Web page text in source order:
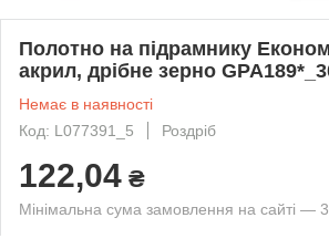
Полотно на підрамнику
акрил, дрібне зерно
Немає в наявності
Код: L077391_5
Роздріб
122,04 ₴
Мінімальна сума замовлення на сайті —